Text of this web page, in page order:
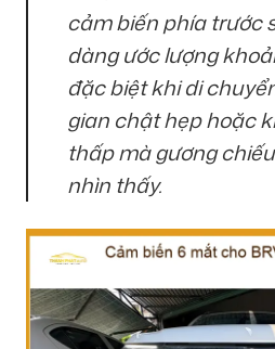
cảm biến phía trước
dàng ước lượng
đặc biệt khi di
gian chật hẹp hoặc
thấp mà gương
nhìn thấy.